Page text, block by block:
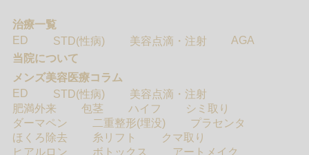
治療一覧
ED
STD(性病) 美容点滴・注射
AGA
当院について
メンズ美容医療コラム
ED
STD(性病)
美容点滴・注射
肥満外来
包茎 ハイフ
シミ取り
ダーマペン
二重整形(埋没)
プラセンタ
ほくろ除去
糸リフト
クマ取り
ヒアルロン
ボトックス アートメイク